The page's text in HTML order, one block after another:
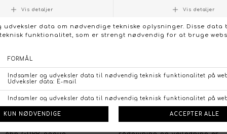
Facebook
Instagram
Handelsbetingelser
Persondata politik
Fortrydelsesret
Betalingsmuligheder
Vi lægger stor vægt på et
bredt udvalg, de nyeste
trends og farver, og på et
kvaliteten.
Brug for hjælp
Så har du brug for en
professionel og personlig